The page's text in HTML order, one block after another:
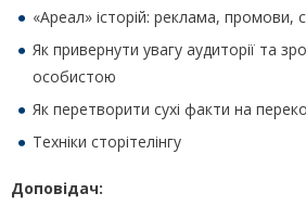
«Ареал» історій: реклама, промови,
Як привернути увагу аудиторії та
особистою
Як перетворити сухі факти на
Техніки сторітелінгу
Доповідач: